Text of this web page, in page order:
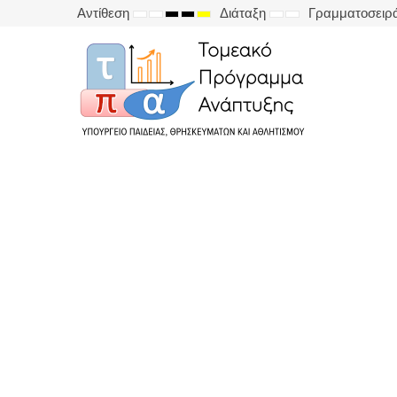
Αντίθεση
DEFAULT
NIGHT
HIGH
BLACK
WHITE
MODE
HIGH
BLACK
YELLOW
MODE
HIGH
YELLOW
BLACK
MODE
Διάταξη
FIXED
WIDE